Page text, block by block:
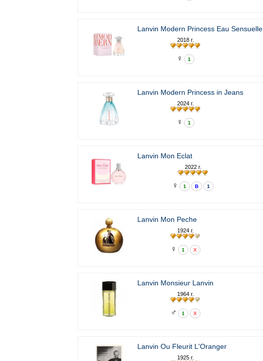
Lanvin Modern Princess Eau Sensuelle
2018 г.
♀ 1
Lanvin Modern Princess in Jeans
2024 г.
♀ 1
Lanvin Mon Eclat
2022 г.
♀ 1 В 1
Lanvin Mon Peche
1924 г.
♀ 1 X
Lanvin Monsieur Lanvin
1964 г.
♂ 1 X
Lanvin Ou Fleurit L'Oranger
1925 г.